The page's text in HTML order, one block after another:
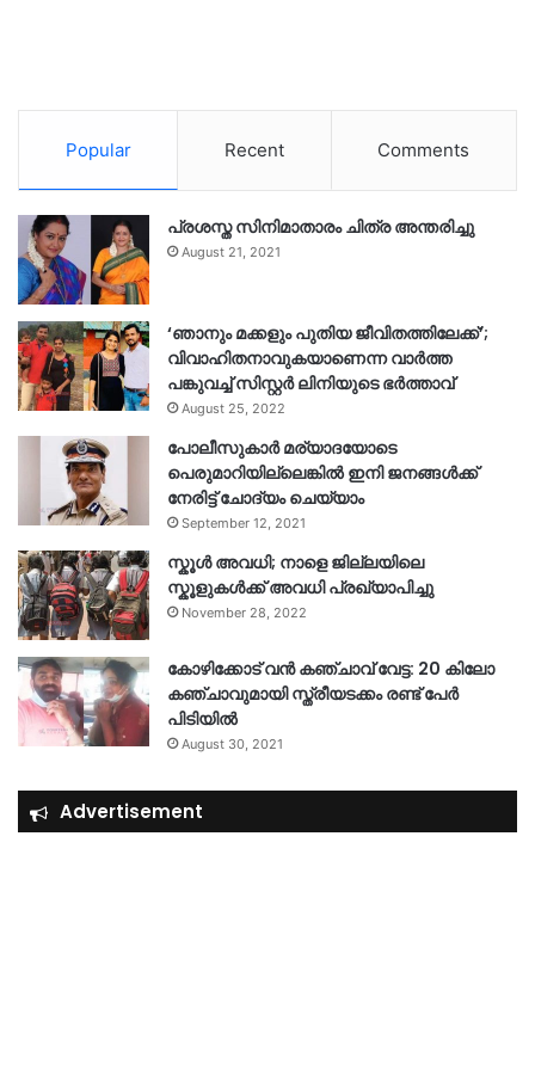
Popular Recent Comments
പ്രശസ്ത സിനിമാതാരം ചിത്ര അന്തരിച്ചു
August 21, 2021
‘ഞാനും മക്കളും പുതിയ ജീവിതത്തിലേക്ക്’;
വിവാഹിതനാവുകയാണെന്ന വാർത്ത
പങ്കുവച്ച് സിസ്റ്റർ ലിനിയുടെ ഭർത്താവ്
August 25, 2022
പോലീസുകാര്‍ മര്യാദയോടെ
പെരുമാറിയില്ലെങ്കില്‍ ഇനി ജനങ്ങള്‍ക്ക്
നേരിട്ട് ചോദ്യം ചെയ്യാം
September 12, 2021
സ്കൂൾ അവധി; നാളെ ജില്ലയിലെ
സ്കൂളുകൾക്ക് അവധി പ്രഖ്യാപിച്ചു
November 28, 2022
കോഴിക്കോട് വൻ കഞ്ചാവ് വേട്ട: 20 കിലോ
കഞ്ചാവുമായി സ്ത്രീയടക്കം രണ്ട് പേർ
പിടിയിൽ
August 30, 2021
Advertisement